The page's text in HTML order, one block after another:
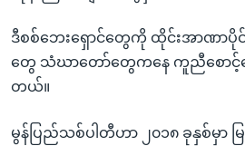
ဒီစစ်ဘေးရှောင်တွေကို ထိုင်းအာဏာ
တွေ သံဃာတော်တွေကနေ ကူညီစောင့်ရှေ
တယ်။
မွန်ပြည်သစ်ပါတီဟာ ၂၀၁၈ ခုနှစ်မှာ မ